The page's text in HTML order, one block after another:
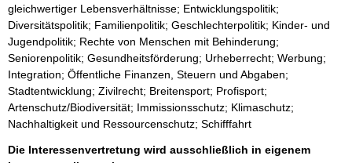
gleichwertiger Lebensverhältnisse; Entwicklungspolitik;
Diversitätspolitik; Familienpolitik; Geschlechterpolitik; Kinder- und
Jugendpolitik; Rechte von Menschen mit Behinderung;
Seniorenpolitik; Gesundheitsförderung; Urheberrecht; Werbung;
Integration; Öffentliche Finanzen, Steuern und Abgaben;
Stadtentwicklung; Zivilrecht; Breitensport; Profisport;
Artenschutz/Biodiversität; Immissionsschutz; Klimaschutz;
Nachhaltigkeit und Ressourcenschutz; Schifffahrt
Die Interessenvertretung wird ausschließlich in eigenem